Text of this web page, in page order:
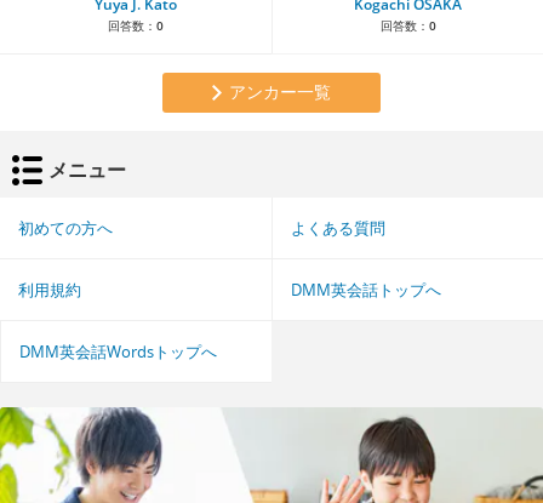
Yuya J. Kato
回答数： 0
Kogachi OSAKA
回答数： 0
アンカー一覧
メニュー
初めての方へ よくある質問
利用規約 DMM英会話トップへ
DMM英会話Wordsトップへ